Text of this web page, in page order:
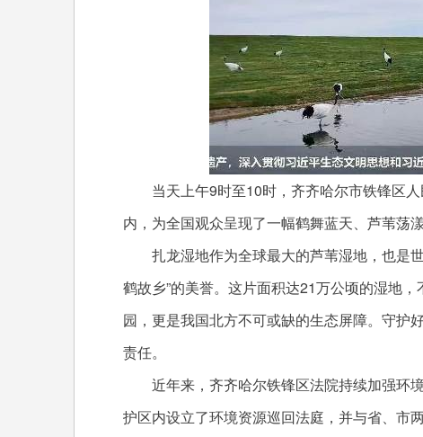
当天上午9时至10时，齐齐哈尔市铁锋区
内，为全国观众呈现了一幅鹤舞蓝天、芦苇荡
扎龙湿地作为全球最大的芦苇湿地，也是
鹤故乡”的美誉。这片面积达21万公顷的湿地
园，更是我国北方不可或缺的生态屏障。守护
责任。
近年来，齐齐哈尔铁锋区法院持续加强环
护区内设立了环境资源巡回法庭，并与省、市